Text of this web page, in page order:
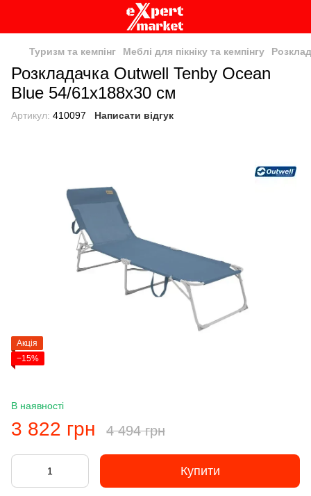
Туризм та кемпінг Меблі для пікніку та кемпінгу
Розкладачка Outwell Tenby Ocean
Blue 54/61x188x30 см
Артикул: 410097 Написати відгук
Акція
−15%
В наявності
3 822 грн 4 494 грн
Купити